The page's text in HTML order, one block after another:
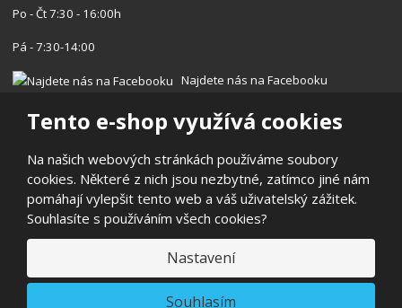
Tento e-shop využívá cookies
Na našich webových stránkách používáme soubory
cookies. Některé z nich jsou nezbytné, zatímco jiné nám
pomáhají vylepšit tento web a váš uživatelský zážitek.
Souhlasíte s používáním všech cookies?
Nastavení
Souhlasím
Po - Čt 7:30 - 16:00h
Pá - 7:30-14:00
Najdete nás na Facebooku
© 2026, Centrum nářadí s.r.o.
Prohlášení o přístupnosti|Ochrana osobních údajů| Mapa stránek
Reklamace/Vrácení
Á
MasterCard
Maestro